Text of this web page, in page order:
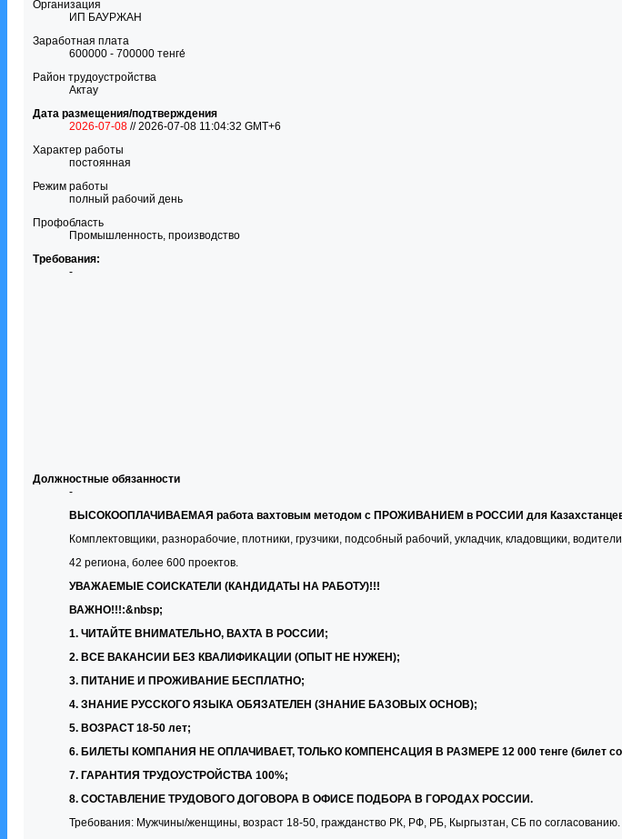
Организация
ИП БАУРЖАН
Заработная плата
600000 - 700000 тенге́
Район трудоустройства
Актау
Дата размещения/подтверждения
2026-07-08// 2026-07-08 11:04:32 GMT+6
Характер работы
постоянная
Режим работы
полный рабочий день
Профобласть
Промышленность, производство
Требования:
-
Должностные обязанности
-
ВЫСОКООПЛАЧИВАЕМАЯ работа вахтовым методом с ПРОЖИВАНИЕМ в РОССИИ для Казахстанцев
Комплектовщики, разнорабочие, плотники, грузчики, подсобный рабочий, укладчик, кладовщики,
42 региона, более 600 проектов.
УВАЖАЕМЫЕ СОИСКАТЕЛИ (КАНДИДАТЫ НА РАБОТУ)!!!
ВАЖНО!!!:&nbsp;
1. ЧИТАЙТЕ ВНИМАТЕЛЬНО, ВАХТА В РОССИИ;
2. ВСЕ ВАКАНСИИ БЕЗ КВАЛИФИКАЦИИ (ОПЫТ НЕ НУЖЕН);
3. ПИТАНИЕ И ПРОЖИВАНИЕ БЕСПЛАТНО;
4. ЗНАНИЕ РУССКОГО ЯЗЫКА ОБЯЗАТЕЛЕН (ЗНАНИЕ БАЗОВЫХ ОСНОВ);
5. ВОЗРАСТ 18-50 лет;
6. БИЛЕТЫ КОМПАНИЯ НЕ ОПЛАЧИВАЕТ, ТОЛЬКО КОМПЕНСАЦИЯ В РАЗМЕРЕ 12 000 тенге (билет
7. ГАРАНТИЯ ТРУДОУСТРОЙСТВА 100%;
8. СОСТАВЛЕНИЕ ТРУДОВОГО ДОГОВОРА В ОФИСЕ ПОДБОРА В ГОРОДАХ РОССИИ.
Требования: Мужчины/женщины, возраст 18-50, гражданство РК, РФ, РБ, Кыргызтан, СБ по согласованию.